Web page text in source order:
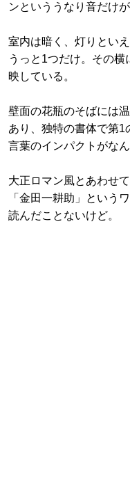
ンといううなり音だけ
室内は暗く、灯りとい
うっと1つだけ。その
映している。
壁面の花瓶のそばには
あり、独特の書体で第1
言葉のインパクトがなん
大正ロマン風とあわせ
「金田一耕助」という
読んだことないけど。